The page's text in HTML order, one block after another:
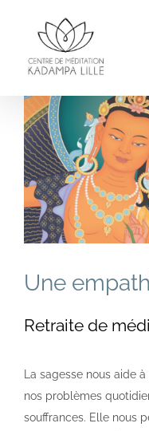
Une
Retraite de
La sagesse nous aide
nos problèmes
souffrances. Elle nous